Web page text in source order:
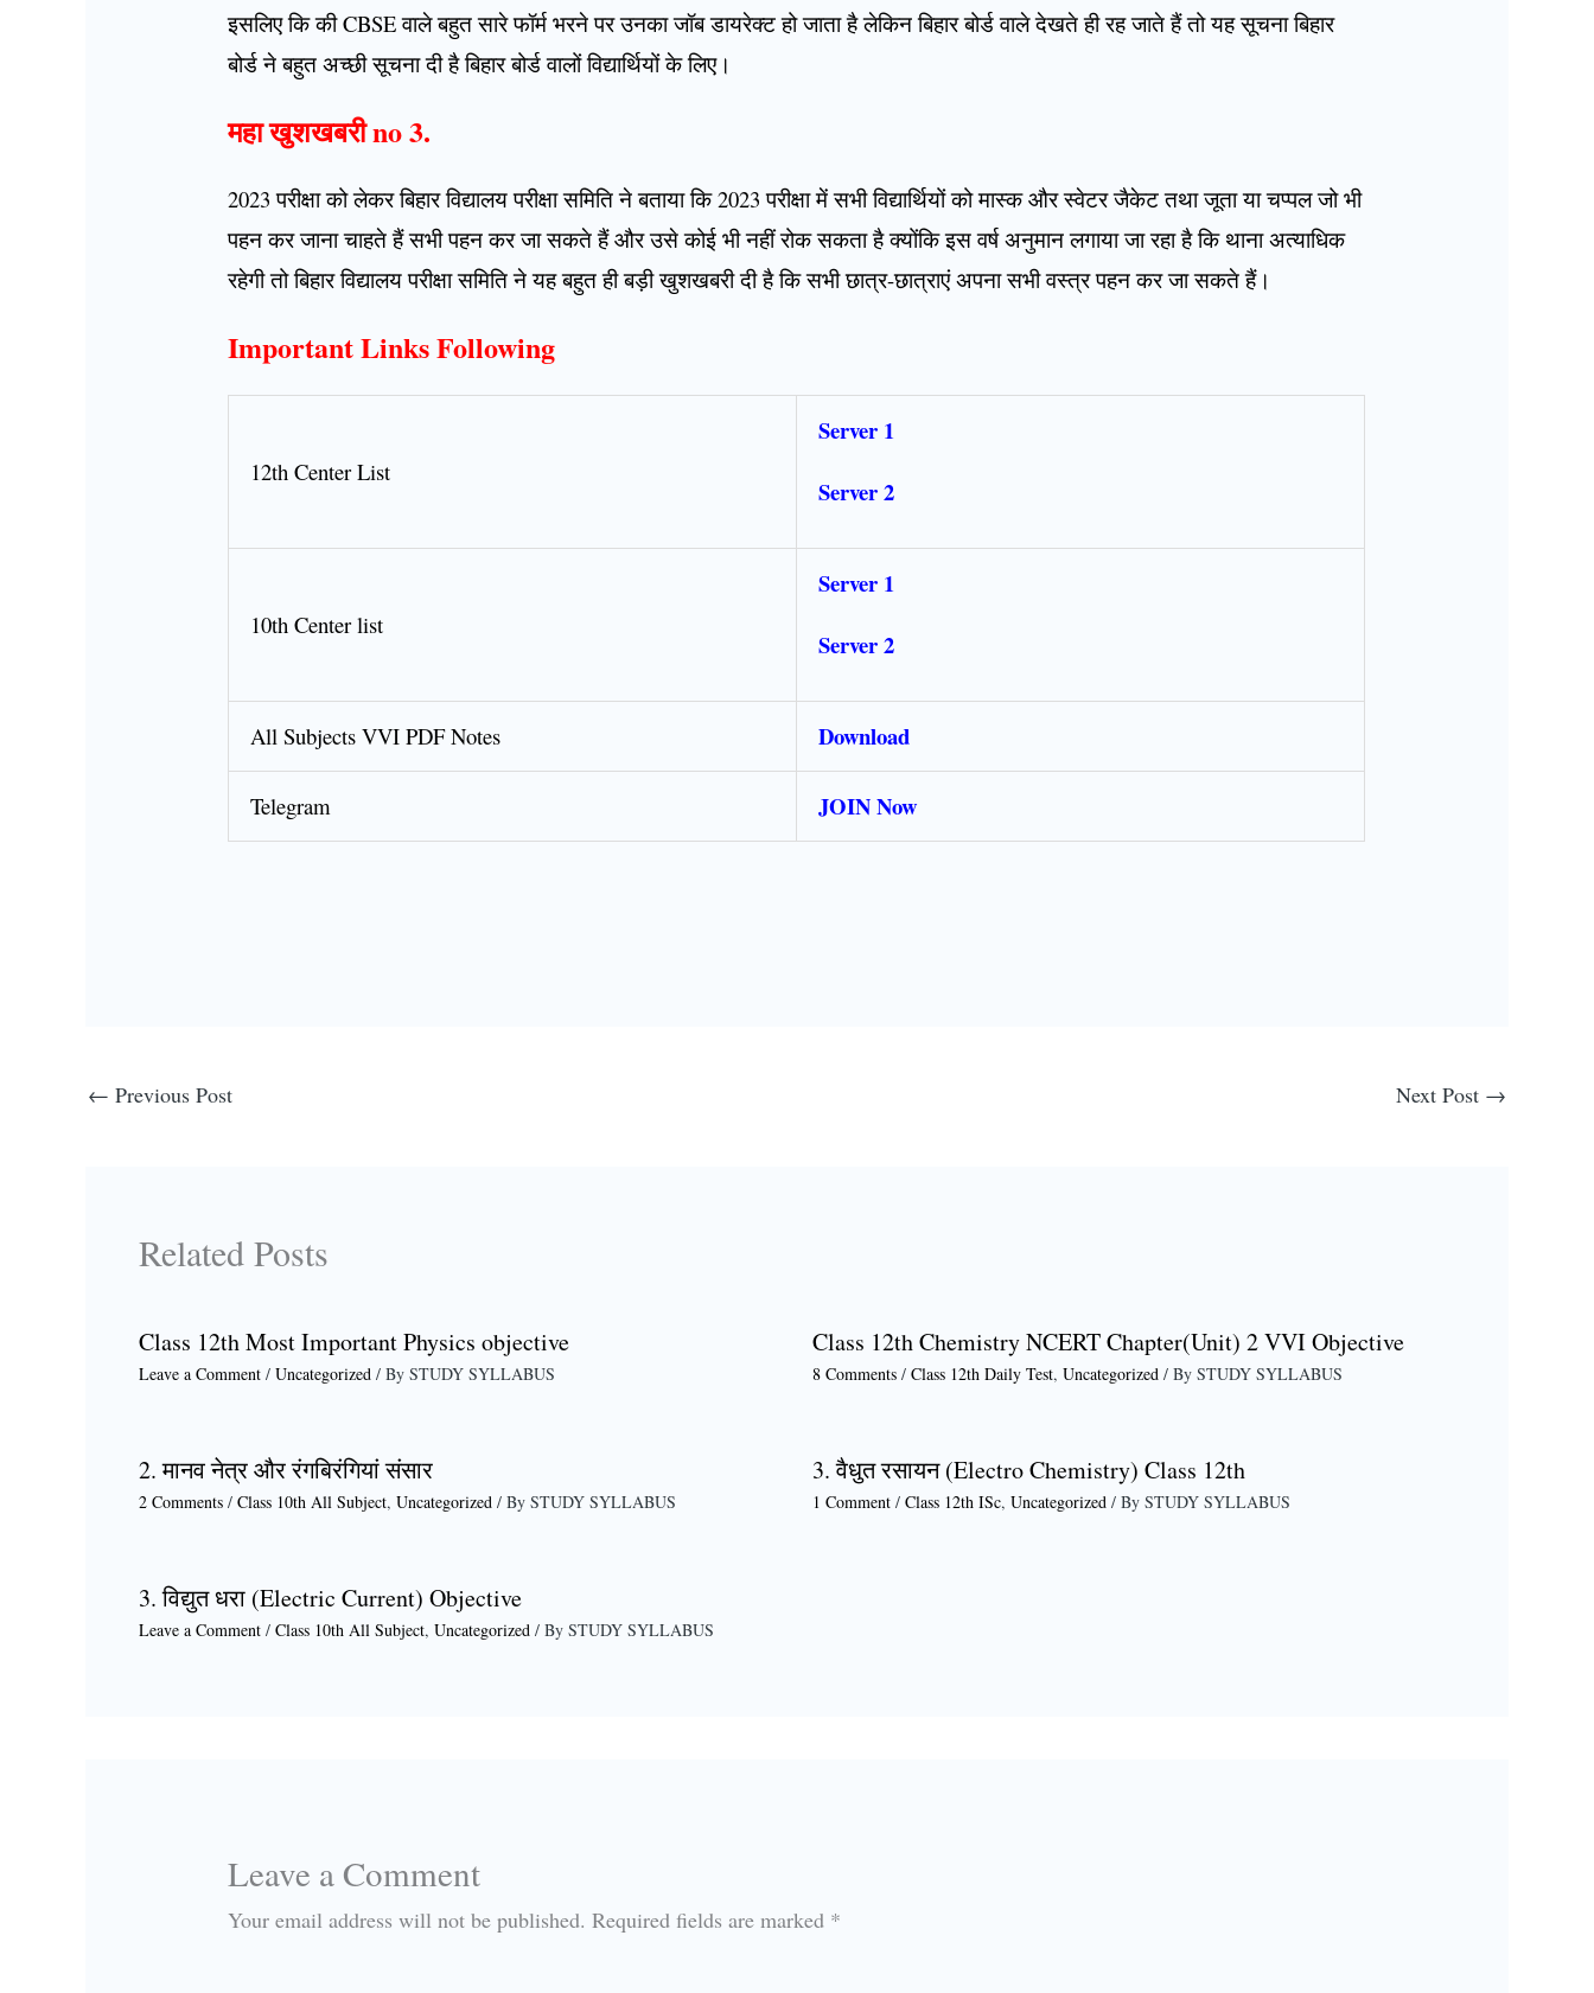
इसलिए कि की CBSE वाले बहुत सारे फॉर्म भरने पर उनका जॉब डायरेक्ट हो जाता है लेकिन बिहार बोर्ड वाले देखते ही रह जाते हैं तो यह सूचना बिहार
बोर्ड ने बहुत अच्छी सूचना दी है बिहार बोर्ड वालों विद्यार्थियों के लिए।
महा खुशखबरी no 3.
2023 परीक्षा को लेकर बिहार विद्यालय परीक्षा समिति ने बताया कि 2023 परीक्षा में सभी विद्यार्थियों को मास्क और स्वेटर जैकेट तथा जूता या चप्पल जो भी
पहन कर जाना चाहते हैं सभी पहन कर जा सकते हैं और उसे कोई भी नहीं रोक सकता है क्योंकि इस वर्ष अनुमान लगाया जा रहा है कि थाना अत्याधिक
रहेगी तो बिहार विद्यालय परीक्षा समिति ने यह बहुत ही बड़ी खुशखबरी दी है कि सभी छात्र-छात्राएं अपना सभी वस्त्र पहन कर जा सकते हैं।
Important Links Following
12th Center List
Server 1
Server 2
10th Center list
Server 1
Server 2
All Subjects VVI PDF Notes Download
Telegram JOIN Now
← Previous Post Next Post →
Related Posts
Class 12th Most Important Physics objective
Leave a Comment / Uncategorized / By STUDY SYLLABUS
Class 12th Chemistry NCERT Chapter(Unit) 2 VVI Objective
8 Comments / Class 12th Daily Test, Uncategorized/ By STUDY SYLLABUS
2. मानव नेत्र और रंगबिरंगियां संसार
2 Comments / Class 10th All Subject, Uncategorized / By STUDY SYLLABUS
3. वैधुत रसायन (Electro Chemistry) Class 12th
1 Comment / Class 12th ISc, Uncategorized/ By STUDY SYLLABUS
3. विद्युत धरा (Electric Current) Objective
Leave a Comment / Class 10th All Subject, Uncategorized / By STUDY SYLLABUS
Leave a Comment
Your email address will not be published. Required fields are marked *